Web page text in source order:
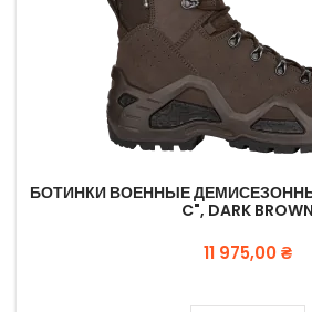
БОТИНКИ ВОЕННЫЕ
C", DARK BROWN
Цена
11 975,00 ₴